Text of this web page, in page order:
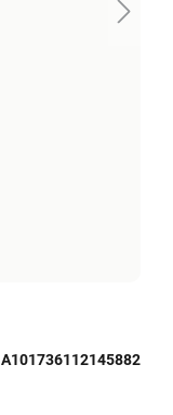
A101736112145882